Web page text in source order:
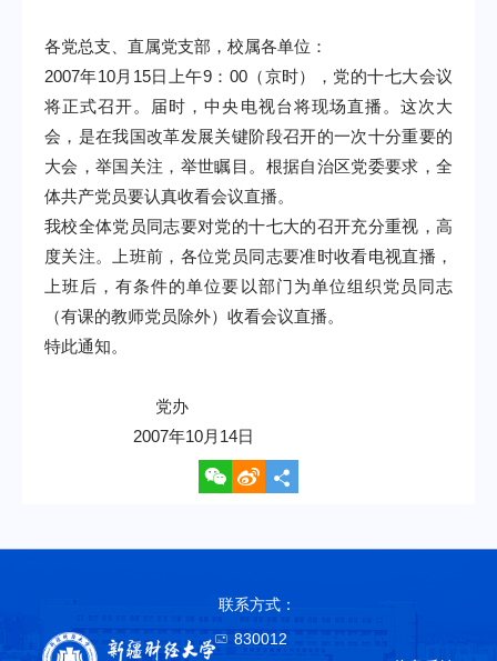
各党总支、直属党支部，校属各单位：
2007年10月 15日 上午9： 00（京时），党的十七大会议
将正式召开。届时，中央电视台将现场直播。这次大
会，是在我国改革发展关键阶段召开的一次十分重要的
大会，举国关注，举世瞩目。根据自治区党委要求，全
体共产党员要认真收看会议直播。
我校全体党员同志要对党的十七大的召开充分重视，高
度关注。上班前，各位党员同志要准时收看电视直播，
上班后，有条件的单位要以部门为单位组织党员同志
（有课的教师党员除外）收看会议直播。
特此通知。
党办
2007年10月14日
联系方式：
830012